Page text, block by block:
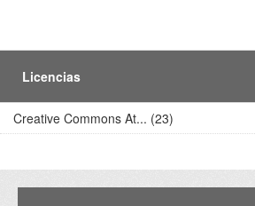
Licencias
Creative Commons At... (23)